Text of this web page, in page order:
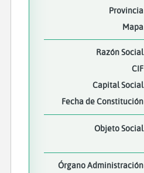
Provincia
Mapa
Razón Social
CIF
Capital Social
Fecha de Constitución
Objeto Social
Órgano Administración